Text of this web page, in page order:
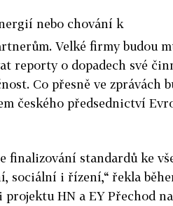
nebo chování k
Velké firmy budou
reporty o dopadech své
Co přesně ve zprávách
českého předsednictví
finalizování standardů ke
sociální i řízení,“ řekla
HN a EY Přechod na